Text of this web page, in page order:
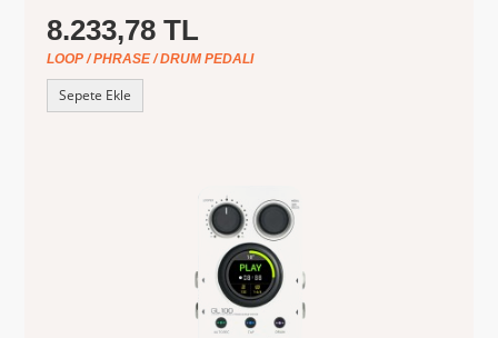
8.233,78 TL
LOOP / PHRASE / DRUM PEDALI
Sepete Ekle